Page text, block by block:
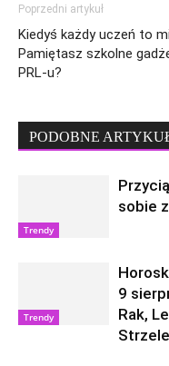
Poprzedni artykuł
Kiedyś każdy uczeń to
Pamiętasz szkolne
PRL-u?
PODOBNE
Trendy
sobie
Trendy
9
Rak,